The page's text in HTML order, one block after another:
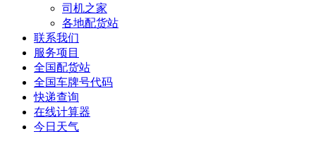
司机之家
各地配货站
联系我们
服务项目
全国配货站
全国车牌号代码
快递查询
在线计算器
今日天气